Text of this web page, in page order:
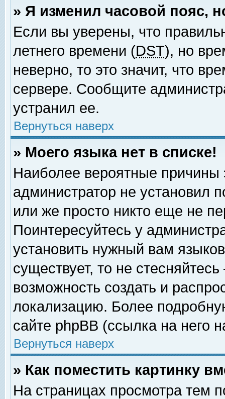
» Я изменил часовой пояс,
Если вы уверены, что
летнего времени (DST), но
неверно, то это значит, что
сервере. Сообщите
устранил ее.
Вернуться наверх
» Моего языка нет в списке!
Наиболее вероятные причины
администратор не установил
или же просто никто еще не
Поинтересуйтесь у
установить нужный вам
существует, то не
возможность создать и
локализацию. Более
сайте phpBB (ссылка на него
Вернуться наверх
» Как поместить картинку
На страницах просмотра тем